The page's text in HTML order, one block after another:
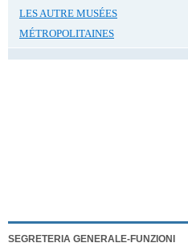
LES AUTRE MUSÉES
MÉTROPOLITAINES
SEGRETERIA GENERALE-FUNZIONI